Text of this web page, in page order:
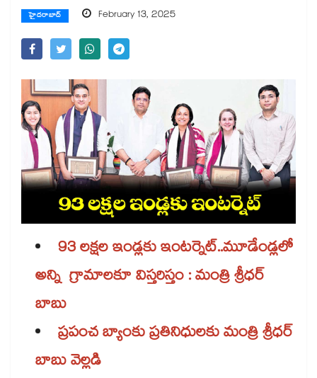
హైదరాబాద్ February 13, 2025
93 లక్షల ఇండ్లకు ఇంటర్నెట్..మూడేండ్లలో
అన్ని గ్రామాలకూ విస్తరిస్తం : మంత్రి శ్రీధర్​
బాబు
ప్రపంచ బ్యాంకు ప్రతినిధులకు మంత్రి శ్రీధర్​
బాబు వెల్లడి